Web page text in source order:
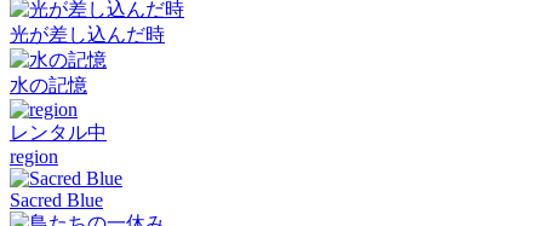
光が差し込んだ時
水の記憶
レンタル中
region
Sacred Blue